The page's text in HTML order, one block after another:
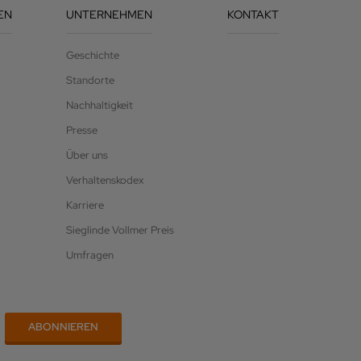
UNTERNEHMEN
Geschichte
Standorte
Nachhaltigkeit
Presse
Über uns
Verhaltenskodex
Karriere
Sieglinde Vollmer Preis
Umfragen
KONTAKT